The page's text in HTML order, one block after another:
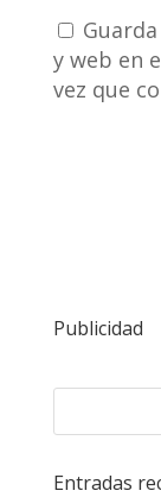
y web en
vez que
Publicidad
Entradas